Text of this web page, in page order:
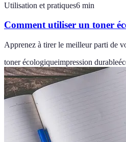
Utilisation et pratiques6 min
Comment utiliser un toner
Apprenez à tirer le meilleur parti de
toner écologiqueimpression durable